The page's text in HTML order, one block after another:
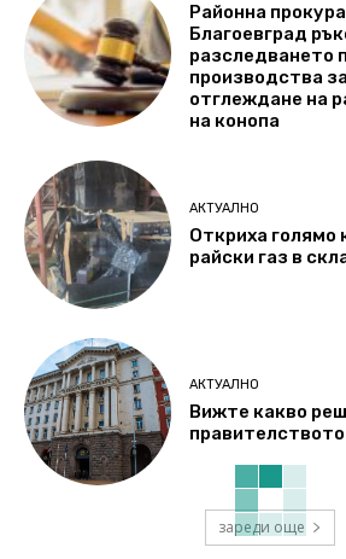
Районна
Благоевград
разследването
производства
отглеждане на
на конопа
АКТУАЛНО
Откриха голямо
райски газ в
АКТУАЛНО
Вижте какво
зареди още